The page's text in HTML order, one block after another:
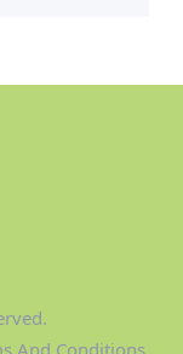
And Conditions